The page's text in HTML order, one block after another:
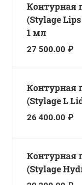
Контурная
(Stylage
1 мл
27 500.00 ₽
Контурная
(Stylage L
26 400.00 ₽
Контурная
(Stylage